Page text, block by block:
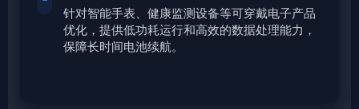
针对智能手表、健康监测设备等可穿戴电子产品
优化，提供低功耗运行和高效的数据处理能力，
保障长时间电池续航。